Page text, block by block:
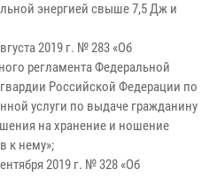
энергией свыше 7,5 Дж и
2019 г. № 283 «Об
регламента Федеральной
Российской Федерации по
услуги по выдаче гражданину
на хранение и ношение
к нему»;
2019 г. № 328 «Об